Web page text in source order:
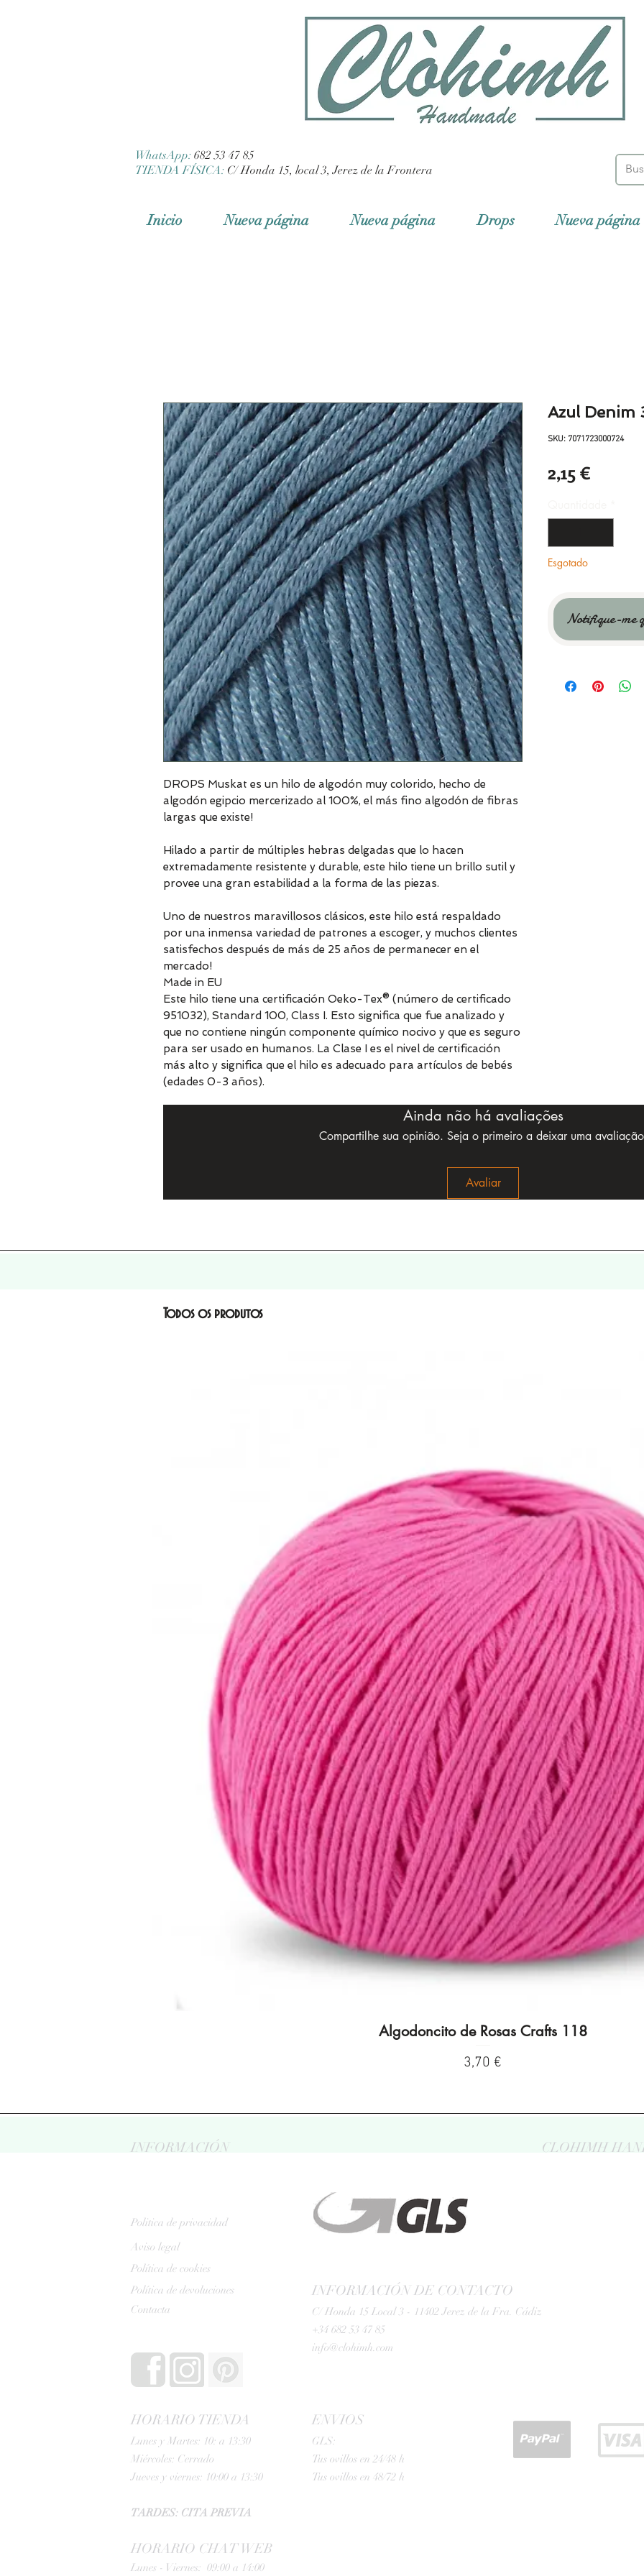
WhatsApp: 682 53 47 85
TIENDA FÍSICA: C/ Honda 15, local 3, Jerez de la Frontera
Inicio Nueva página Nueva página Drops Nueva página
DROPS Muskat es un hilo de algodón muy colorido, hecho de
algodón egipcio mercerizado al 100%, el más fino algodón de fibras
largas que existe!
Hilado a partir de múltiples hebras delgadas que lo hacen
extremadamente resistente y durable, este hilo tiene un brillo sutil y
provee una gran estabilidad a la forma de las piezas.
Uno de nuestros maravillosos clásicos, este hilo está respaldado
por una inmensa variedad de patrones a escoger, y muchos clientes
satisfechos después de más de 25 años de permanecer en el
mercado!
Made in EU
Este hilo tiene una certificación Oeko-Tex® (número de certificado
951032), Standard 100, Class I. Esto significa que fue analizado y
que no contiene ningún componente químico nocivo y que es seguro
para ser usado en humanos. La Clase I es el nivel de certificación
más alto y significa que el hilo es adecuado para artículos de bebés
(edades 0-3 años).
Azul Denim
SKU: 7071723000724
2,15 €
Esgotado
Notifique-me
Ainda não há avaliações
Compartilhe sua opinião. Seja o primeiro a deixar uma
Avaliar
Todos os produtos
Visualização rápida
Algodoncito de Rosas Crafts 118
Preço
3,70 €
INFORMACIÓN CLOHIMH
Politica de privacidad
Aviso legal
Política de cookies
Política de devoluciones
Contacta
INFORMACIÓN DE CONTACTO
C/ Honda 15 Local 3 - 11402 Jerez de la Fra. Cádiz
+34 682 53 47 85
info@clohimh.com
HORARIO TIENDA
Lunes y Martes: 10: a 13:30
Miércoles: Cerrado
Jueves y viernes: 10:00 a 13:30
TARDES: CITA PREVIA
HORARIO CHAT WEB
Lunes - Viernes: 09:00 a 14:00
ENVIOS
GLS:
Tus ovillos en 24/48 h
Tus ovillos en 48/72 h